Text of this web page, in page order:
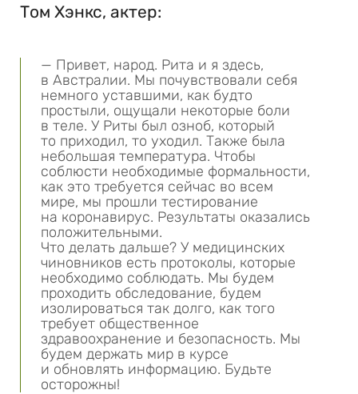
Том Хэнкс, актер:
— Привет, народ. Рита и я здесь,
в Австралии. Мы почувствовали себя
немного уставшими, как будто
простыли, ощущали некоторые боли
в теле. У Риты был озноб, который
то приходил, то уходил. Также была
небольшая температура. Чтобы
соблюсти необходимые формальности,
как это требуется сейчас во всем
мире, мы прошли тестирование
на коронавирус. Результаты оказались
положительными.
Что делать дальше? У медицинских
чиновников есть протоколы, которые
необходимо соблюдать. Мы будем
проходить обследование, будем
изолироваться так долго, как того
требует общественное
здравоохранение и безопасность. Мы
будем держать мир в курсе
и обновлять информацию. Будьте
осторожны!